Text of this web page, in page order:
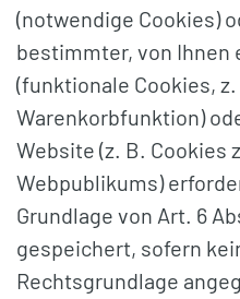
(notwendige Cookies)
bestimmter, von
(funktionale Cookies,
Warenkorbfunktion)
Website (z. B. Cookies
Webpublikums)
Grundlage von Art. 6
gespeichert, sofern
Rechtsgrundlage